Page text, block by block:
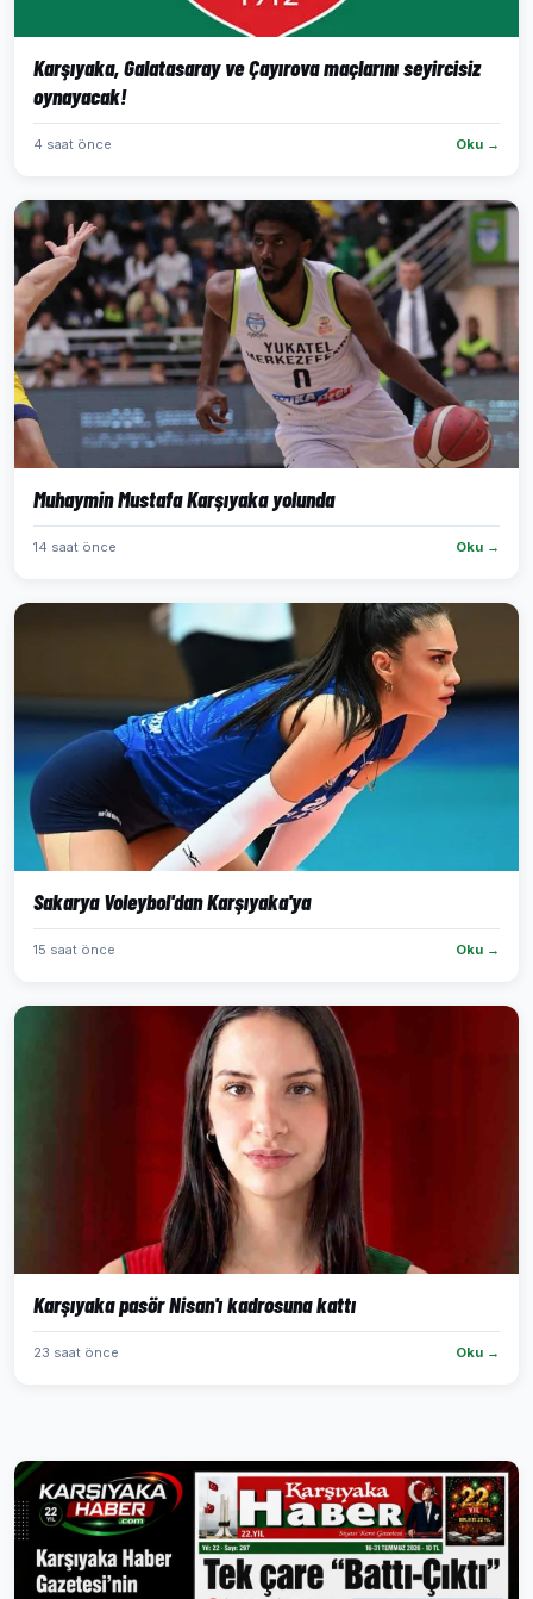
Karşıyaka, Galatasaray ve Çayırova maçlarını seyircisiz
oynayacak!
4 saat önce Oku →
Muhaymin Mustafa Karşıyaka yolunda
14 saat önce Oku →
Sakarya Voleybol'dan Karşıyaka'ya
15 saat önce Oku →
Karşıyaka pasör Nisan'ı kadrosuna kattı
23 saat önce Oku →